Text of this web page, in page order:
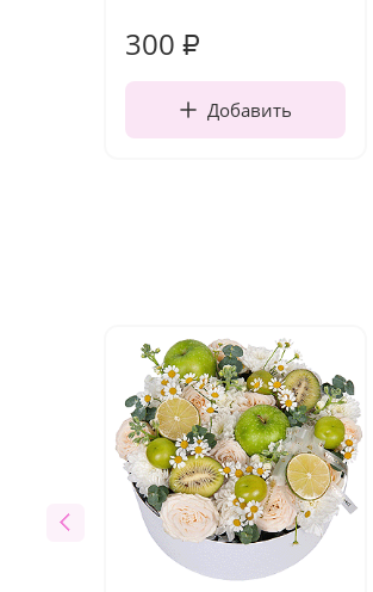
300 ₽
Добавить